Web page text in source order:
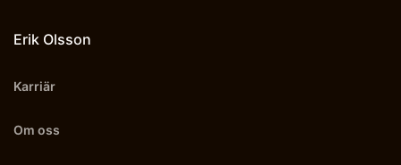
Erik Olsson
Karriär
Om oss